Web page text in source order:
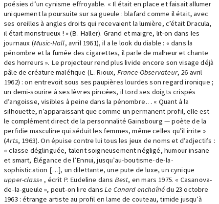
poésies d’un cynisme effroyable. « Il était en place et faisait allumer
uniquement la poursuite sur sa gueule : blafard comme il était, avec
ses oreilles à angles droits qui recevaient la lumière, c’était Dracula,
il était monstrueux ! » (B. Haller). Grand et maigre, lit-on dans les
journaux (Music-Hall, avril 1961), il a le look du diable : « dans la
pénombre et la fumée des cigarettes, il parle de malheur et chante
des horreurs ». Le projecteur rend plus livide encore son visage déjà
pâle de créature maléfique (L. Rioux, France-Observateur, 26 avril
1962) : on entrevoit sous ses paupières lourdes son regard ironique ;
un demi-sourire à ses lèvres pincées, il tord ses doigts crispés
d’angoisse, visibles à peine dans la pénombre… « Quant à la
silhouette, n’apparaissant que comme un permanent profil, elle est
le complément direct de la personnalité Gainsbourg — poète de la
perfidie masculine qui séduit les femmes, même celles qu’il irrite »
(Arts, 1963). On épuise contre lui tous les jeux de noms et d’adjectifs :
« classe déglinguée, talent soigneusement négligé, humour insane
et smart, Élégance de l’Ennui, jusqu’au-boutisme-de-la-
sophistication […], un dilettante, une pute de luxe, un cynique
upper-class« , écrit P. Eudeline dans Best, en mars 1975. « Casanova-
de-la-gueule », peut-on lire dansLe Canard enchaînédu 23 octobre
1963 : étrange artiste au profil en lame de couteau, timide jusqu’à